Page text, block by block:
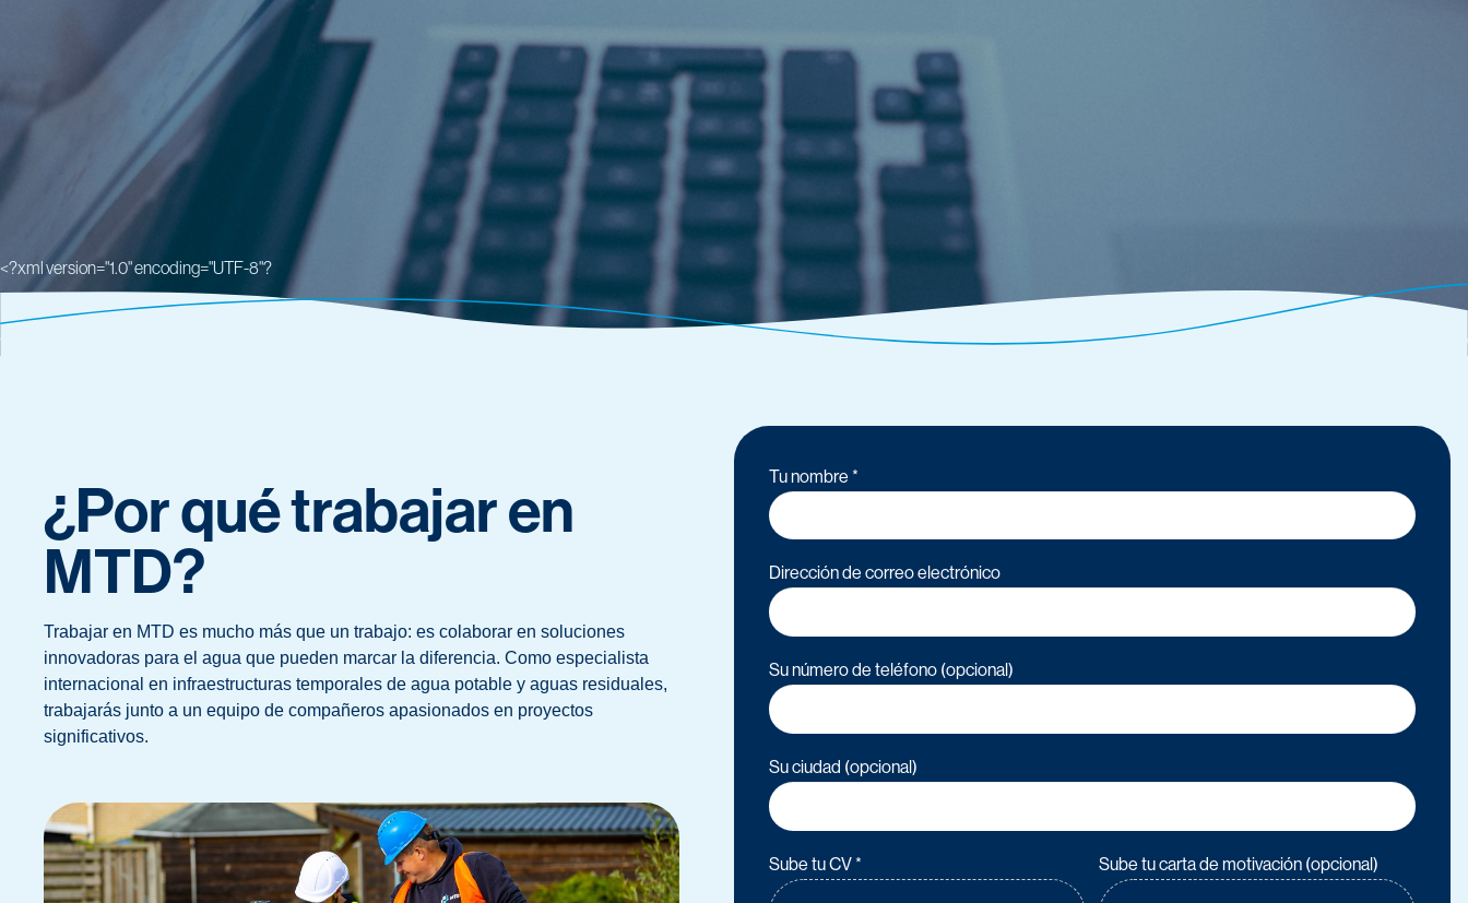
<?xml version="1.0" encoding="UTF-8"?
¿Por qué trabajar en
MTD?
Trabajar en MTD es mucho más que un trabajo: es colaborar en soluciones
innovadoras para el agua que pueden marcar la diferencia. Como especialista
internacional en infraestructuras temporales de agua potable y aguas residuales,
trabajarás junto a un equipo de compañeros apasionados en proyectos
significativos.
Tu nombre *
Dirección de correo electrónico
Su número de teléfono (opcional)
Su ciudad (opcional)
Sube tu CV * Sube tu carta de motivación (opcional)